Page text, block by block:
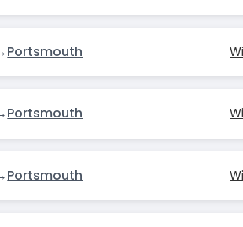
Portsmouth
Portsmouth
Portsmouth